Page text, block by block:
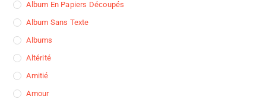
Album En Papiers Découpés
Album Sans Texte
Albums
Altérité
Amitié
Amour